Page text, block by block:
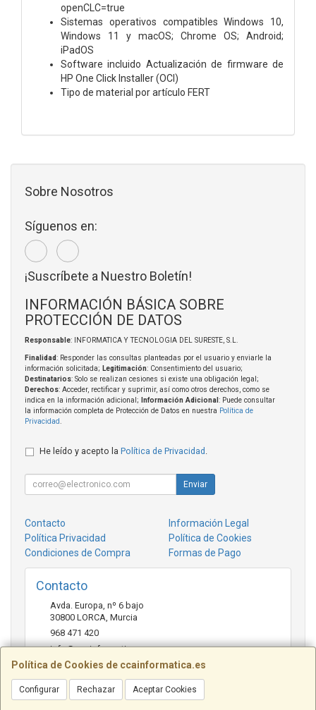
openCLC=true
Sistemas operativos compatibles Windows 10,
Windows 11 y macOS; Chrome OS; Android;
iPadOS
Software incluido Actualización de firmware de
HP One Click Installer (OCI)
Tipo de material por artículo FERT
Política de Cookies de ccainformatica.es
Configurar Rechazar Aceptar Cookies
Sobre Nosotros
Síguenos en:
¡Suscríbete a Nuestro Boletín!
INFORMACIÓN BÁSICA SOBRE
PROTECCIÓN DE DATOS
Responsable: INFORMATICA Y TECNOLOGIA DEL SURESTE, S.L.
Finalidad: Responder las consultas planteadas por el usuario y enviarle la
información solicitada; Legitimación: Consentimiento del usuario;
Destinatarios: Solo se realizan cesiones si existe una obligación legal;
Derechos: Acceder, rectificar y suprimir, así como otros derechos, como se
indica en la información adicional;
Información Adicional : Puede consultar
la información completa de Protección de Datos en nuestra Política de
Privacidad
He leído y acepto la Política de Privacidad
Enviar
Contacto
Información Legal
Política Privacidad
Política de Cookies
Condiciones de Compra
Formas de Pago
Contacto
Avda. Europa, nº 6 bajo
30800 LORCA Murcia
968 471 420
info@ccainformatica.es
Horario